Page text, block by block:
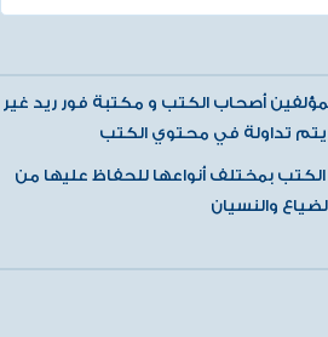
أصحاب الكتب و مكتبة فور ريد غير
تداولة في محتوي الكتب
بمختلف أنواعها للحفاظ عليها من
والنسيان